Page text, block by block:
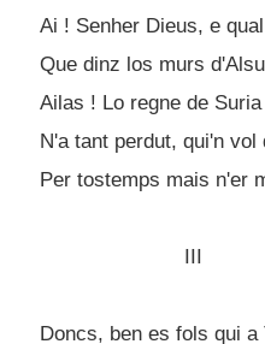
Ai ! Senher Dieus, e
Que dinz los murs
Ailas ! Lo regne de Suria
N'a tant perdut, qui'n vol
Per tostemps mais n'er
III
Doncs, ben es fols qui